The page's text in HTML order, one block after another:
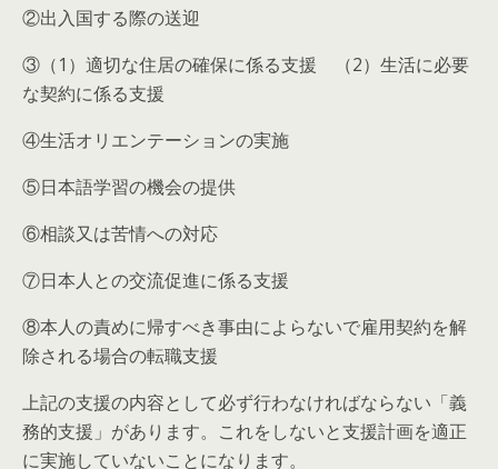
②出入国する際の送迎
③（1）適切な住居の確保に係る支援 （2）生活に必要
な契約に係る支援
④生活オリエンテーションの実施
⑤日本語学習の機会の提供
⑥相談又は苦情への対応
⑦日本人との交流促進に係る支援
⑧本人の責めに帰すべき事由によらないで雇用契約を解
除される場合の転職支援
上記の支援の内容として必ず行わなければならない「義
務的支援」があります。これをしないと支援計画を適正
に実施していないことになります。